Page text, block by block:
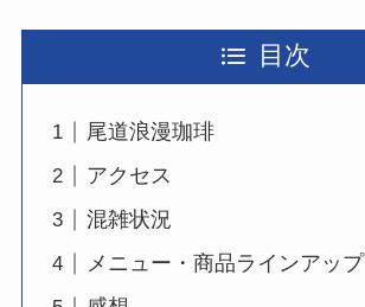
目次
尾道浪漫珈琲
アクセス
混雑状況
メニュー・商品ラインアップ